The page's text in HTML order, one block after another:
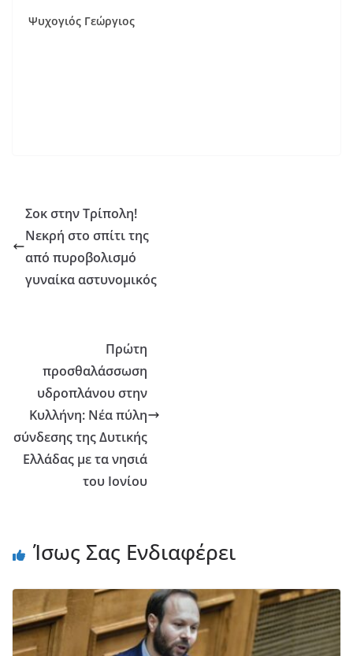
Ψυχογιός Γεώργιος
Σοκ στην Τρίπολη!
Νεκρή στο σπίτι της
από πυροβολισμό
γυναίκα αστυνομικός
Πρώτη
προσθαλάσσωση
υδροπλάνου στην
Κυλλήνη: Νέα πύλη
σύνδεσης της Δυτικής
Ελλάδας με τα νησιά
του Ιονίου
Ίσως Σας Ενδιαφέρει